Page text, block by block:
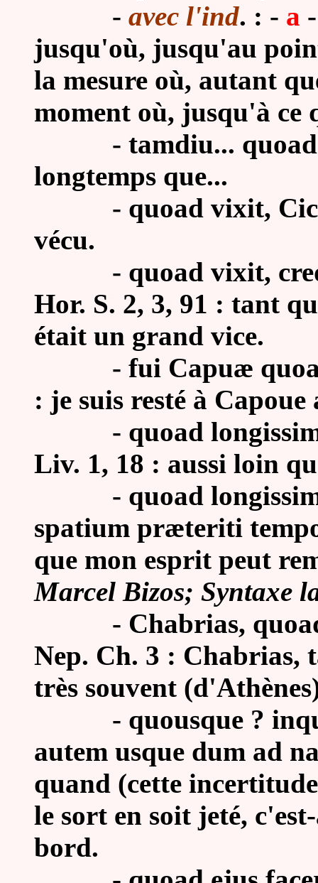
- avec l'ind. : - a
jusqu'où, jusqu'au
la mesure où, autant
moment où, jusqu'à ce
- tamdiu...
longtemps que...
- quoad vixit,
vécu.
- quoad vixit,
Hor. S. 2, 3, 91 : tant
était un grand vice.
- fui Capuæ
: je suis resté à
- quoad
Liv. 1, 18 : aussi loin
- quoad longissime
spatium præteriti
que mon esprit peut
Marcel Bizos; Syntaxe
- Chabrias,
Nep. Ch. 3 : Chabrias,
très souvent
- quousque ?
autem usque dum ad
quand (cette
le sort en soit jeté,
bord.